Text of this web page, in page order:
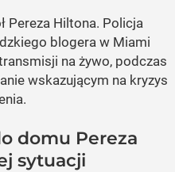
Pereza Hiltona. Policja
blogera w Miami
na żywo, podczas
wskazującym na kryzys
domu Pereza
sytuacji